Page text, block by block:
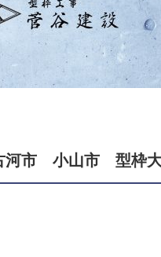
河市 小山市 型枠